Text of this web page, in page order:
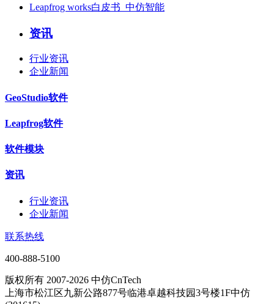
Leapfrog works白皮书_中仿智能
资讯
行业资讯
企业新闻
GeoStudio软件
Leapfrog软件
软件模块
资讯
行业资讯
企业新闻
联系热线
400-888-5100
版权所有 2007-2026 中仿CnTech
上海市松江区九新公路877号临港卓越科技园3号楼1F中仿